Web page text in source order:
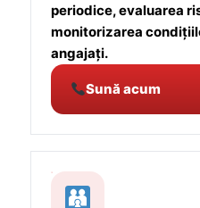
periodice, evaluarea
monitorizarea
angajați.
Sună acum